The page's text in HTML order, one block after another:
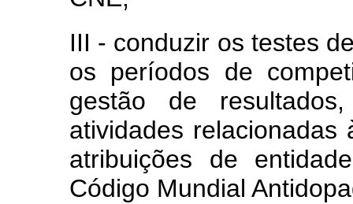
III - conduzir os testes
os períodos de
gestão de
atividades relacionadas
atribuições de
Código Mundial